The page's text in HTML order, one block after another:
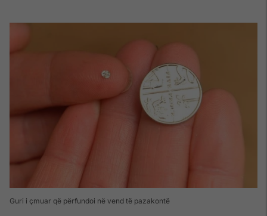
Guri i çmuar që përfundoi në vend të pazakontë